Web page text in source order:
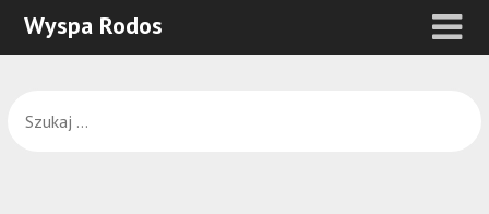
Wyspa Rodos